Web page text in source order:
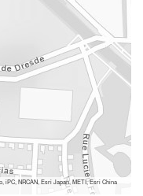
NRCAN, Esri Japan, METI, Esri China